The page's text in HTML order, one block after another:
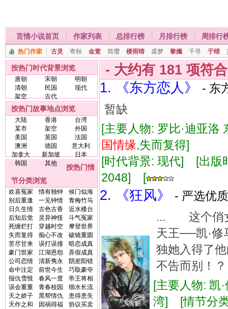
言情小说首页 作家列表 总排行榜 月排行榜 周排行
热门作家 古灵 寄秋 金萱 简璎 楼雨晴 裘梦 黎孅 千寻 于晴
按热门时代背景浏览
唐朝 宋朝
明朝
清朝
民国
现代
架空
古代
按热门故事地点浏览
大陆 香港
台湾
某市
架空
外国
美国
英国
法国
澳洲
德国
意大利
加拿大
新加坡
日本
韩国
其他
按热门情
节分类浏览
欢喜冤家 情有独钟
候门似海
别后重逢
一见钟情
青梅竹马
日久生情
古色古香
近水楼台
后知后觉
灵异神怪
斗气冤家
死缠烂打
穿越时空
摩登世界
失而复得
痴心不改
破镜重圆
苦尽甘来
误打误撞
暗恋成真
豪门世家
江湖恩怨
弄假成真
公司恋情
清新隽永
阴差阳错
命中注定
前世今生
巧取豪夺
报仇雪恨
春风一度
帝王将相
误会重重
青春校园
细水长流
天之娇子
黑帮情仇
患得患失
天作之和
因祸得福
协议买卖
- 大约有 181 项符
1. 《东方恋人》
- 东
暂缺
[主要人物: 罗比·迪亚
国情缘,失而复得]
[时代背景: 现代] [出
2048] [
2. 《狂风》
- 严选优
... 这个俏
天王──凯·
独她入得
不告而别
[主要人物: 凯
湾] [情节分